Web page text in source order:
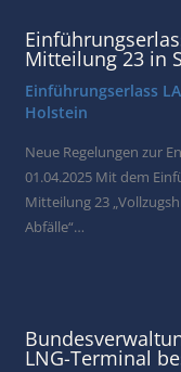
Mitteilung 23 in
Einführungserlass
Holstein
Neue Regelungen zur
01.04.2025 Mit dem
Mitteilung 23
Abfälle“…
LNG-Terminal